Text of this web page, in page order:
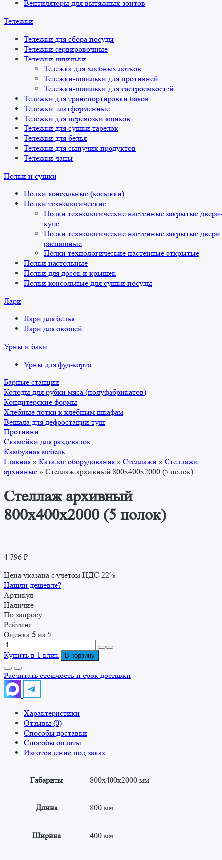
Вентиляторы для вытяжных зонтов
Тележки
Тележки для сбора посуды
Тележки сервировочные
Тележки-шпильки
Тележка для хлебных лотков
Тележки-шпильки для противней
Тележки-шпильки для гастроемкостей
Тележки для транспортировки баков
Тележки платформенные
Тележки для перевозки ящиков
Тележки для сушки тарелок
Тележки для белья
Тележки для сыпучих продуктов
Тележки-чаны
Полки и сушки
Полки консольные (косынки)
Полки технологические
Полки технологические настенные закрытые двери-
купе
Полки технологические настенные закрытые двери
распашные
Полки технологические настенные открытые
Полки настольные
Полки для досок и крышек
Полки консольные для сушки посуды
Лари
Лари для белья
Лари для овощей
Урны и баки
Урны для фуд-корта
Барные станции
Колоды для рубки мяса (полуфабрикатов)
Кондитерские формы
Хлебные лотки к хлебным шкафам
Вешала для дефростации туш
Противни
Скамейки для раздевалок
Камбузная мебель
Главная » Каталог оборудования » Стеллажи » Стеллажи
архивные » Стеллаж архивный 800x400x2000 (5 полок)
Стеллаж архивный
800x400x2000 (5 полок)
4 796 ₽
Цена указана с учетом НДС 22%
Нашли дешевле?
Артикул
Наличие
По запросу
Рейтинг
Оценка 5 из 5
Количество
товара
архивный
800x400x2000
(5
Купить в 1 клик В корзину
Расчитать стоимость и срок доставки
Характеристики
Отзывы (0)
Способы доставки
Способы оплаты
Изготовление под заказ
Габариты 800x400x2000 мм
Длина 800 мм
Ширина 400 мм